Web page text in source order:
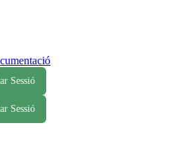
Sessió
Sessió